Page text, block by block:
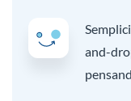
and-